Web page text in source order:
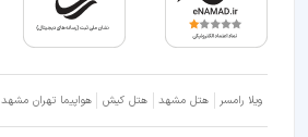
ویلا رامسر هتل مشهد هتل کیش هواپیما تهران مشهد